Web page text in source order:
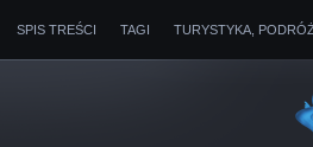
SPIS TREŚCI TAGI TURYSTYKA,